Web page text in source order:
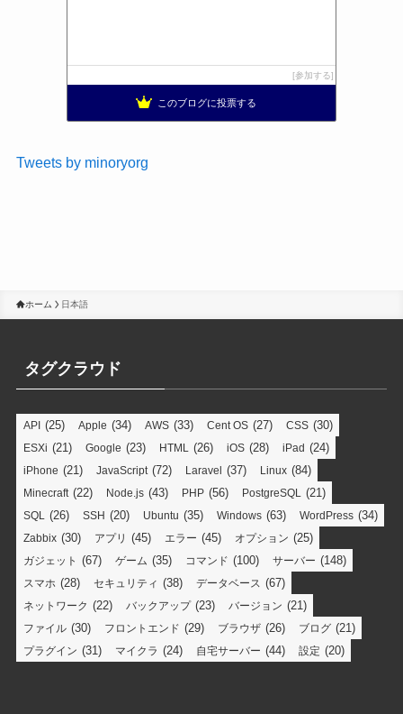
参加する
このブログに投票する
Tweets by minoryorg
ホーム 日本語
タグクラウド
API (25) Apple (34) AWS (33) Cent OS (27) CSS (30)
ESXi (21) Google (23) HTML (26) iOS (28) iPad (24)
iPhone (21) JavaScript (72) Laravel (37) Linux (84)
Minecraft (22) Node.js (43) PHP (56) PostgreSQL (21)
SQL (26) SSH (20) Ubuntu (35) Windows (63) WordPress (34)
Zabbix (30) アプリ (45) エラー (45) オプション (25)
ガジェット (67) ゲーム (35) コマンド (100) サーバー (148)
スマホ (28) セキュリティ (38) データベース (67)
ネットワーク (22) バックアップ(23) バージョン (21)
ファイル (30) フロントエンド (29) ブラウザ (26) ブログ (21)
プラグイン (31) マイクラ (24) 自宅サーバー (44) 設定 (20)